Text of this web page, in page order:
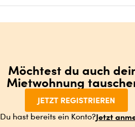
Möchtest du auch
Mietwohnung
JETZT REGISTRIEREN
Du hast bereits ein Konto?Jetzt